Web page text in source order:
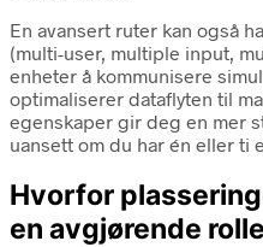
En avansert ruter kan også
(multi-user, multiple input,
enheter å kommunisere
optimaliserer dataflyten til
egenskaper gir deg en mer
uansett om du har én eller ti
Hvorfor
en avgjørende rolle